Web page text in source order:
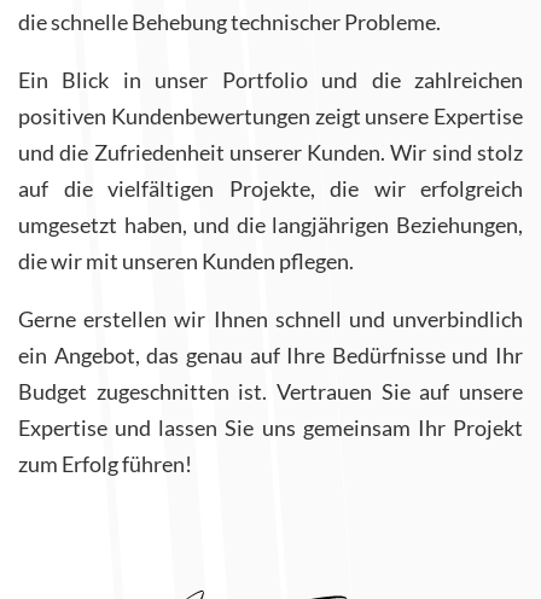
die schnelle Behebung technischer Probleme.
Ein Blick in unser Portfolio und die zahlreichen
positiven Kundenbewertungen zeigt unsere Expertise
und die Zufriedenheit unserer Kunden. Wir sind stolz
auf die vielfältigen Projekte, die wir erfolgreich
umgesetzt haben, und die langjährigen Beziehungen,
die wir mit unseren Kunden pflegen.
Gerne erstellen wir Ihnen schnell und unverbindlich
ein Angebot, das genau auf Ihre Bedürfnisse und Ihr
Budget zugeschnitten ist. Vertrauen Sie auf unsere
Expertise und lassen Sie uns gemeinsam Ihr Projekt
zum Erfolg führen!